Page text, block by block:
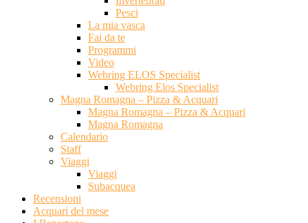
Pesci
La mia vasca
Fai da te
Programmi
Video
Webring ELOS Specialist
Webring Elos Specialist
Magna Romagna – Pizza & Acquari
Magna Romagna – Pizza & Acquari
Magna Romagna
Calendario
Staff
Viaggi
Viaggi
Subacquea
Recensioni
Acquari del mese